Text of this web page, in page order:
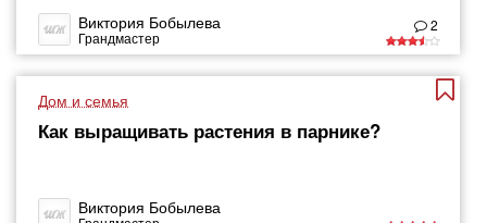
Виктория Бобылева
Грандмастер
2
Дом и семья
Как выращивать растения в парнике?
Виктория Бобылева